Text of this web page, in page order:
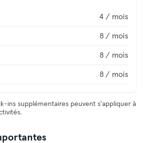
4 / mois
8 / mois
8 / mois
8 / mois
ins supplémentaires peuvent s'appliquer à